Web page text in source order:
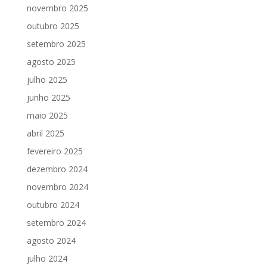
novembro 2025
outubro 2025
setembro 2025
agosto 2025
julho 2025
junho 2025
maio 2025
abril 2025
fevereiro 2025
dezembro 2024
novembro 2024
outubro 2024
setembro 2024
agosto 2024
julho 2024